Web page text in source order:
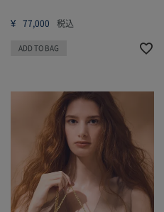
¥ 77,000 税込
ADD TO BAG